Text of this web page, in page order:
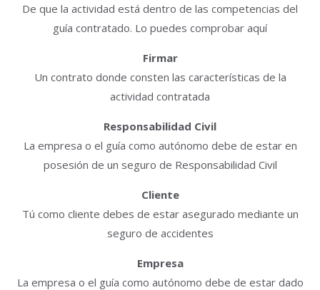
De que la actividad está dentro de las competencias del
guía contratado. Lo puedes comprobar aquí
Firmar
Un contrato donde consten las características de la
actividad contratada
Responsabilidad Civil
La empresa o el guía como autónomo debe de estar en
posesión de un seguro de Responsabilidad Civil
Cliente
Tú como cliente debes de estar asegurado mediante un
seguro de accidentes
Empresa
La empresa o el guía como autónomo debe de estar dado